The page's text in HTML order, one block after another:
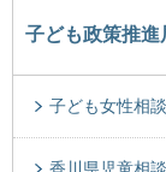
子ども政策推
子ども女性相
香川県児童相